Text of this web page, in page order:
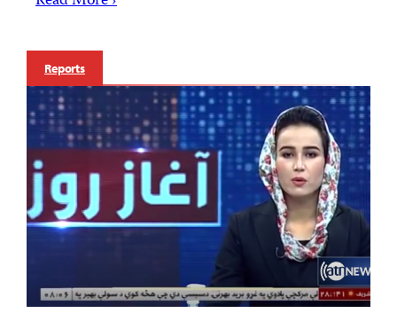
Reports